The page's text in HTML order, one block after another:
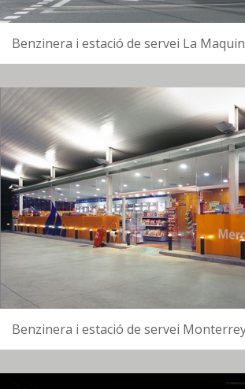
Benzinera i estació de servei La
Benzinera i estació de servei